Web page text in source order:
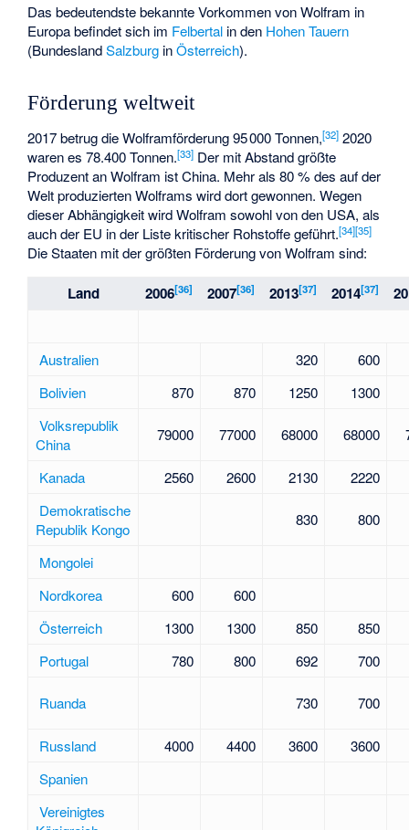
Das bedeutendste bekannte Vorkommen von Wolfram in
Europa befindet sich im Felbertal in den Hohen Tauern
(BundeslandSalzburg inÖsterreich).
Förderung weltweit
2017 betrug die Wolframförderung 95 000 Tonnen,[32] 2020
waren es 78.400 Tonnen.[33] Der mit Abstand größte
Produzent an Wolfram ist China. Mehr als 80 % des auf der
Welt produzierten Wolframs wird dort gewonnen. Wegen
dieser Abhängigkeit wird Wolfram sowohl von den USA, als
auch der EU in der Liste kritischer Rohstoffe geführt.[34][35]
Die Staaten mit der größten Förderung von Wolfram sind:
Land 2006[36] 2007[36] 2013[37] 2014[37]
Australien 320
600
Bolivien
870 870 1250
1300
Volksrepublik
China
79000 77000 68000 68000
Kanada 2560 2600 2130
2220
Demokratische
Republik Kongo
830 800
Mongolei
Nordkorea
600
600
Österreich
1300 1300 850
850
Portugal
780 800 692 700
Ruanda 730 700
Russland 4000 4400 3600
3600
Spanien
Vereinigtes